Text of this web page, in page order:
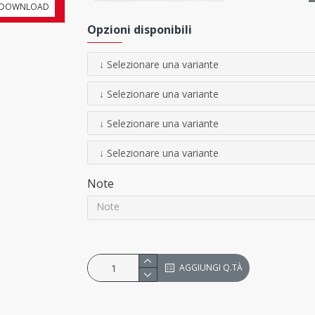
ACCESSORI(non inclusi)
Viteria
CavallettoDB Super 4- H 94 cm
Opzioni disponibili
Note
AGGIUNGI Q.TÀ